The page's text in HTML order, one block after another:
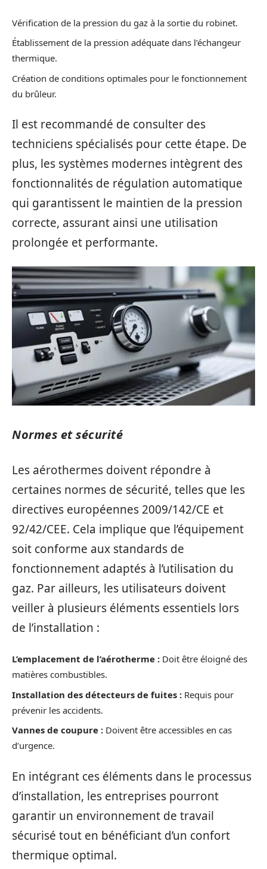
Vérification de la pression du gaz à la sortie du robinet.
Établissement de la pression adéquate dans l’échangeur
thermique.
Création de conditions optimales pour le fonctionnement
du brûleur.
Il est recommandé de consulter des
techniciens spécialisés pour cette étape. De
plus, les systèmes modernes intègrent des
fonctionnalités de régulation automatique
qui garantissent le maintien de la pression
correcte, assurant ainsi une utilisation
prolongée et performante.
Normes et sécurité
Les aérothermes doivent répondre à
certaines normes de sécurité, telles que les
directives européennes 2009/142/CE et
92/42/CEE. Cela implique que l’équipement
soit conforme aux standards de
fonctionnement adaptés à l’utilisation du
gaz. Par ailleurs, les utilisateurs doivent
veiller à plusieurs éléments essentiels lors
de l’installation :
L’emplacement de l’aérotherme : Doit être éloigné des
matières combustibles.
Installation des détecteurs de fuites : Requis pour
prévenir les accidents.
Vannes de coupure : Doivent être accessibles en cas
d’urgence.
En intégrant ces éléments dans le processus
d’installation, les entreprises pourront
garantir un environnement de travail
sécurisé tout en bénéficiant d’un confort
thermique optimal.